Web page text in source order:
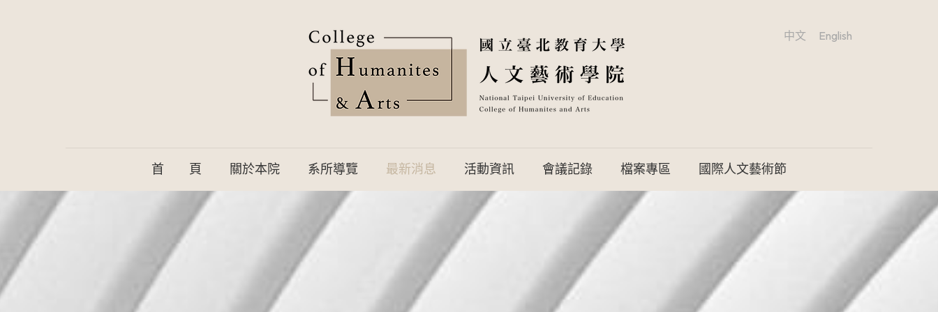
首 頁 關於本院 系所導覽 最新消息 活動資訊 會議記錄 檔案專區 國際人文藝術節
中文 English